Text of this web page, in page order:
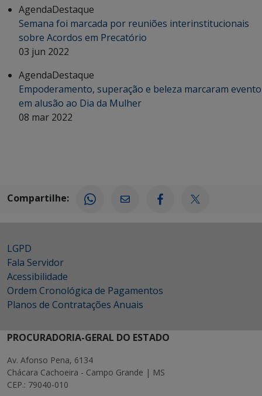
AgendaDestaque
Semana foi marcada por reuniões interinstitucionais
sobre Acordos em Precatório
03 jun 2022
AgendaDestaque
Empoderamento, superação e beleza marcaram evento
em alusão ao Dia da Mulher
08 mar 2022
Compartilhe:
LGPD
Fala Servidor
Acessibilidade
Ordem Cronológica de Pagamentos
Planos de Contratações Anuais
PROCURADORIA-GERAL DO ESTADO
Av. Afonso Pena, 6134
Chácara Cachoeira - Campo Grande | MS
CEP.: 79040-010